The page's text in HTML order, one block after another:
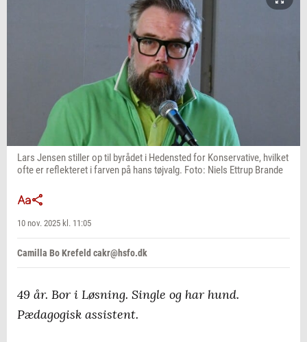
Lars Jensen stiller op til byrådet i Hedensted for Konservative, hvilket
ofte er reflekteret i farven på hans tøjvalg. Foto: Niels Ettrup Brande
10 nov. 2025 kl. 11:05
Camilla Bo Krefeld cakr@hsfo.dk
49 år. Bor i Løsning. Single og har hund.
Pædagogisk assistent.